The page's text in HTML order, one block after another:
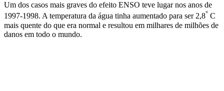
Um dos casos mais graves do efeito ENSO teve lugar nos anos de
1997-1998. A temperatura da água tinha aumentado para ser 2,8° C
mais quente do que era normal e resultou em milhares de milhões de
danos em todo o mundo.